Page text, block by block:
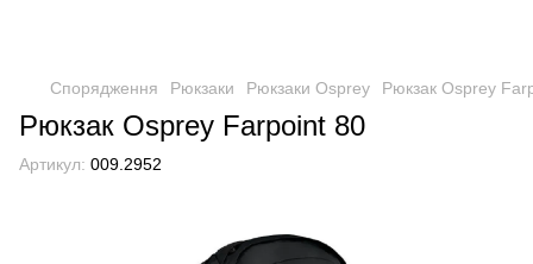
Спорядження Рюкзаки Рюкзаки Osprey Рюкзак Osprey
Рюкзак Osprey Farpoint 80
Артикул: 009.2952